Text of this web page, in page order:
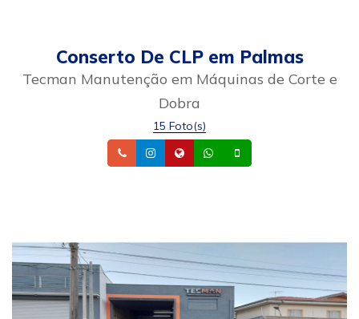
Conserto De CLP em Palmas
Tecman Manutenção em Máquinas de Corte e
Dobra
15 Foto(s)
TelefoneInstagram
Site Whatsapp